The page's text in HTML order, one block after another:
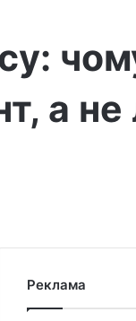
а
Реклама